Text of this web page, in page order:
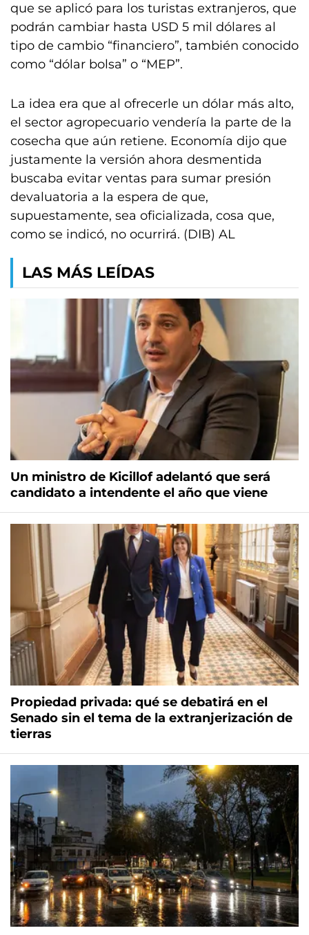
que se aplicó para los turistas extranjeros, que
podrán cambiar hasta USD 5 mil dólares al
tipo de cambio “financiero”, también conocido
como “dólar bolsa” o “MEP”.
La idea era que al ofrecerle un dólar más alto,
el sector agropecuario vendería la parte de la
cosecha que aún retiene. Economía dijo que
justamente la versión ahora desmentida
buscaba evitar ventas para sumar presión
devaluatoria a la espera de que,
supuestamente, sea oficializada, cosa que,
como se indicó, no ocurrirá. (DIB) AL
LAS MÁS LEÍDAS
Un ministro de Kicillof adelantó que será
candidato a intendente el año que viene
Propiedad privada: qué se debatirá en el
Senado sin el tema de la extranjerización de
tierras